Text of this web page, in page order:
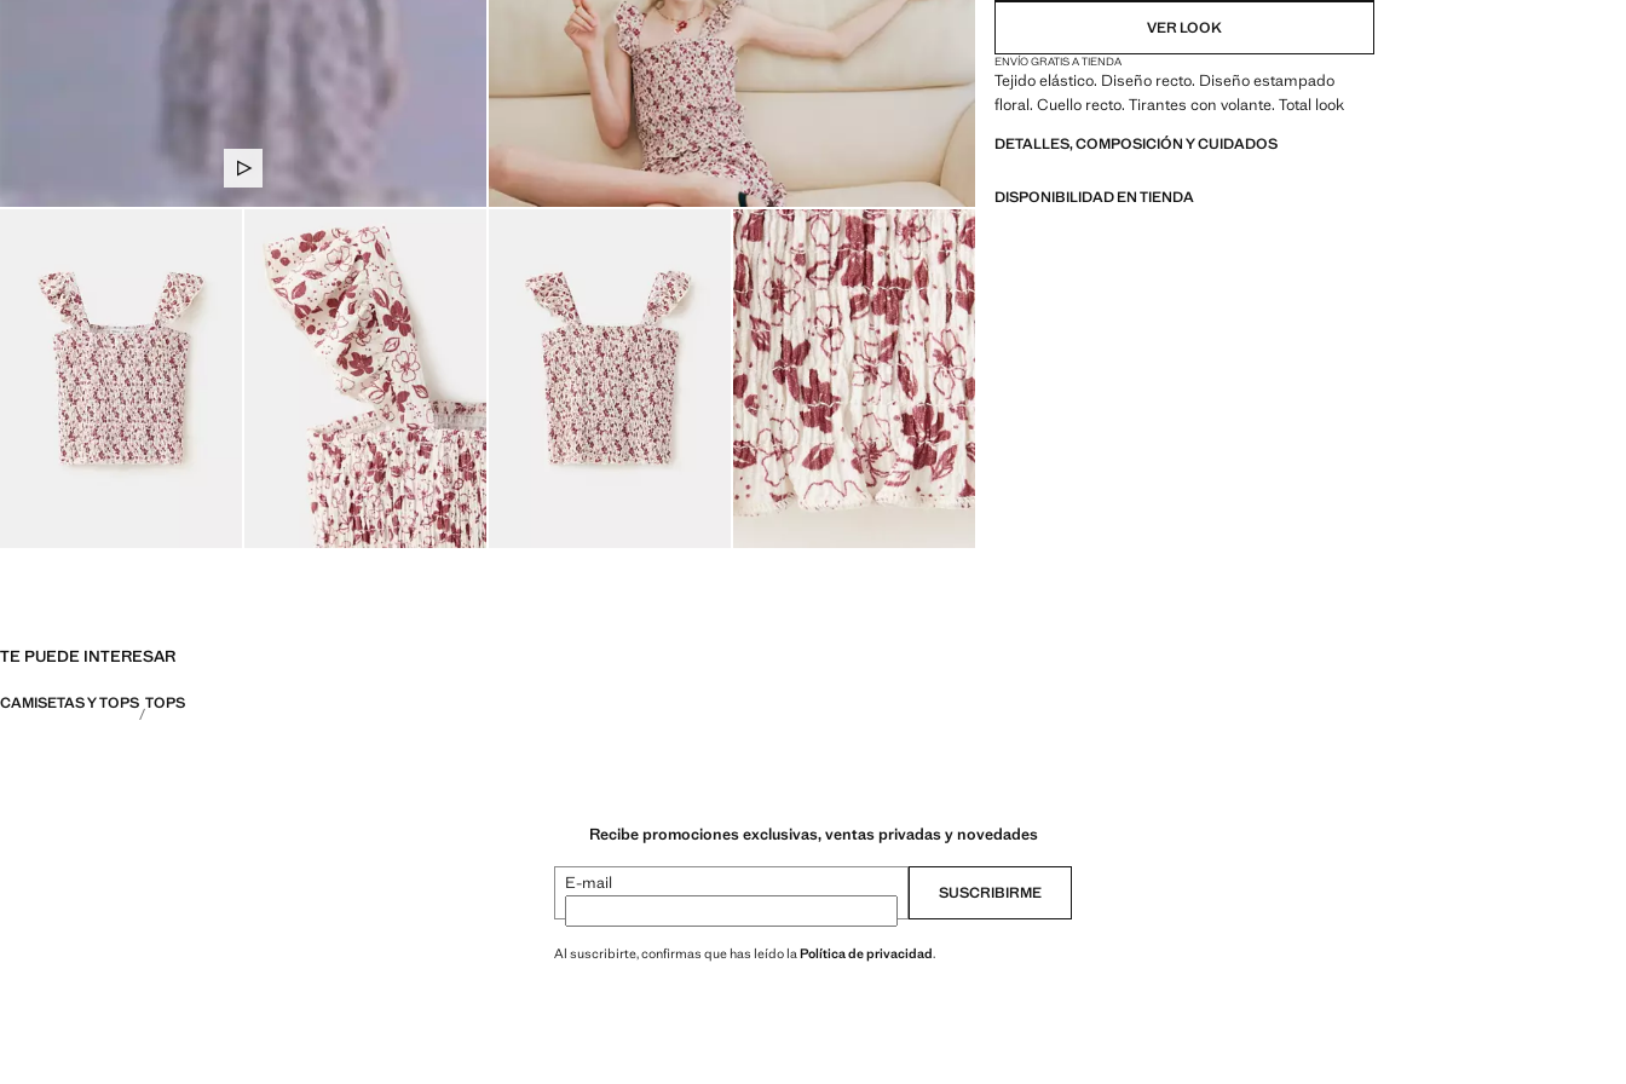
VER LOOK
ENVÍO GRATIS A TIENDA
Tejido elástico. Diseño recto. Diseño estampado
floral. Cuello recto. Tirantes con volante. Total look
DETALLES, COMPOSICIÓN Y CUIDADOS
DISPONIBILIDAD EN TIENDA
TE PUEDE INTERESAR
CAMISETAS Y TOPS TOPS
Recibe promociones exclusivas, ventas privadas y novedades
E-mail SUSCRIBIRME
Al suscribirte, confirmas que has leído laPolítica de privacidad.